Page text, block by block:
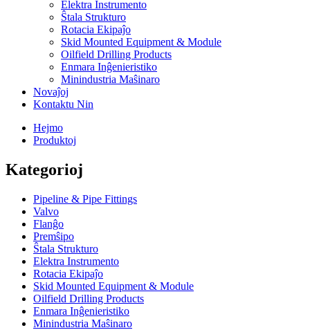
Elektra Instrumento
Ŝtala Strukturo
Rotacia Ekipaĵo
Skid Mounted Equipment & Module
Oilfield Drilling Products
Enmara Inĝenieristiko
Minindustria Maŝinaro
Novaĵoj
Kontaktu Nin
Hejmo
Produktoj
Kategorioj
Pipeline & Pipe Fittings
Valvo
Flanĝo
Premŝipo
Ŝtala Strukturo
Elektra Instrumento
Rotacia Ekipaĵo
Skid Mounted Equipment & Module
Oilfield Drilling Products
Enmara Inĝenieristiko
Minindustria Maŝinaro